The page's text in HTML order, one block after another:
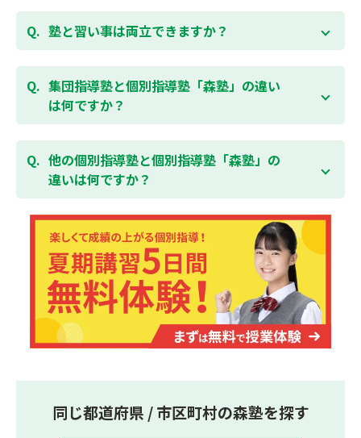
様の成績アップを目指しましょう！まずは無料授業体
験を！
無料体験はこちら
森塾では保護者様に「安心して」入塾をご検討いただ
くために、ご入塾後4回授業を受けられるまでに入塾
「全額」を返金させていただく「返金制度」をご用意
しております。
塾と習い事は両立できますか？
森塾は個別指導ですので、時間や曜日を自由に選択す
ることができます。そのため、部活やすでにお通いの
習い事などと無理なく両立することができます。
集団指導塾と個別指導塾「森塾」の違い
は何ですか？
集団指導塾は多人数の生徒に対して授業を行う学校の
授業と似たスタイルでの指導となりますが、個別指導
塾の森塾は一人ひとりの学習スピードに合わせて個別
に指導します。
他の個別指導塾と個別指導塾「森塾」の
違いは何ですか？
個別指導塾の森塾は、「先生1人に生徒2人まで」の個
別指導で、「1科目＋20点の成績保証」が大評判の塾
です。しかも、「保護者様にも安心の授業料」で、多
くの保護者様からご好評いただいております。
同じ都道府県 / 市区町村の森塾を探す